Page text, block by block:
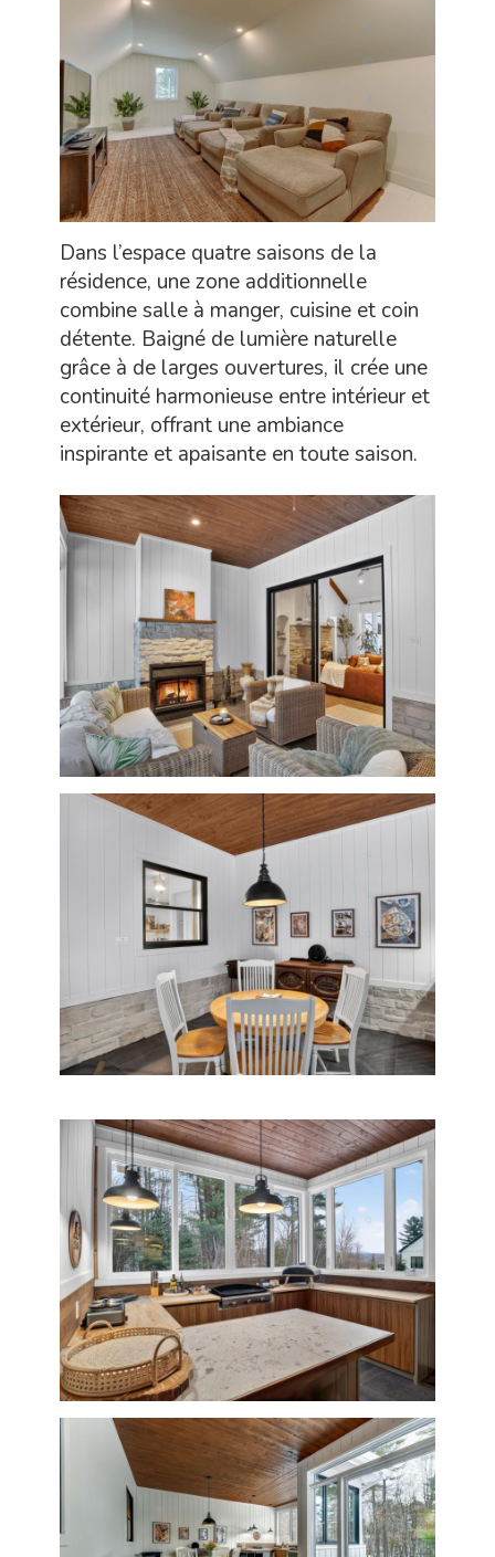
Dans l’espace quatre saisons de la
résidence, une zone additionnelle
combine salle à manger, cuisine et coin
détente. Baigné de lumière naturelle
grâce à de larges ouvertures, il crée une
continuité harmonieuse entre intérieur et
extérieur, offrant une ambiance
inspirante et apaisante en toute saison.